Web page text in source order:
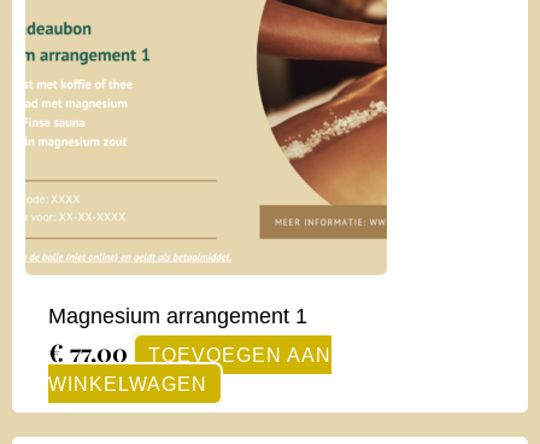
Magnesium arrangement 1
€ 77,00
TOEVOEGEN AAN
WINKELWAGEN